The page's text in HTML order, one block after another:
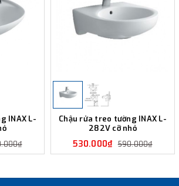
INAX L-
Chậu rửa treo tường INAX L-
282V cỡ nhỏ
530.000₫ 590.000₫